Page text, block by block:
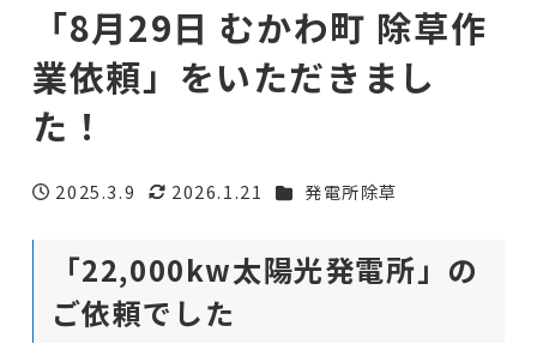
「8月29日 むかわ町 除草作
業依頼」をいただきまし
た！
投稿日
2025.3.9 更新日
2026.1.21 カテゴリー
発電所除草
「22,000kw太陽光発電所」の
ご依頼でした